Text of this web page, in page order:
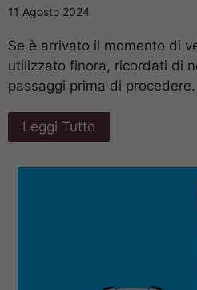
11 Agosto 2024
Se è arrivato il momento di
utilizzato finora, ricordati di
passaggi prima di
Leggi Tutto